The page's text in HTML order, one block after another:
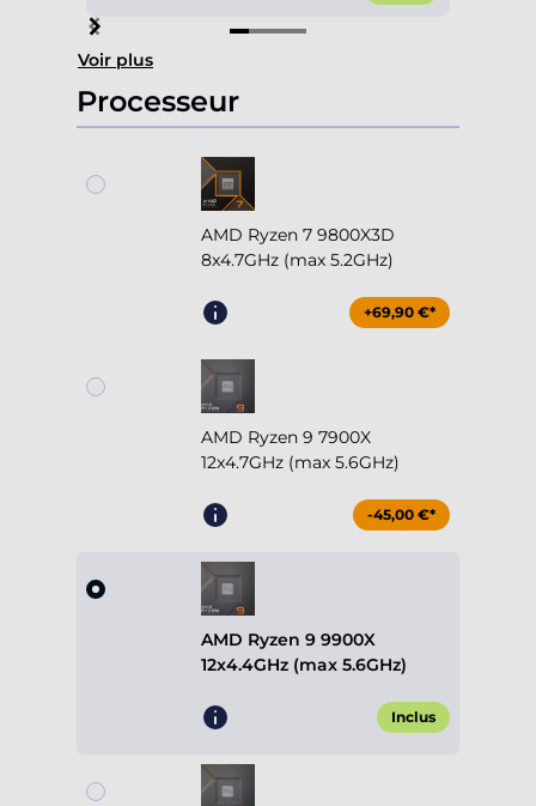
Item
1
of
4
Voir plus
Processeur
AMD Ryzen 7 9800X3D
8x4.7GHz (max 5.2GHz)
+69,90 €*
AMD Ryzen 9 7900X
12x4.7GHz (max 5.6GHz)
-45,00 €*
AMD Ryzen 9 9900X
12x4.4GHz (max 5.6GHz)
Inclus